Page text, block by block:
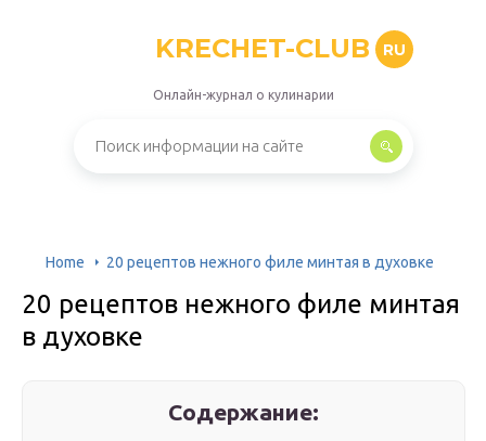
KRECHET-CLUB RU
Онлайн-журнал о кулинарии
Home 20 рецептов нежного филе минтая в духовке
20 рецептов нежного филе минтая
в духовке
Содержание: